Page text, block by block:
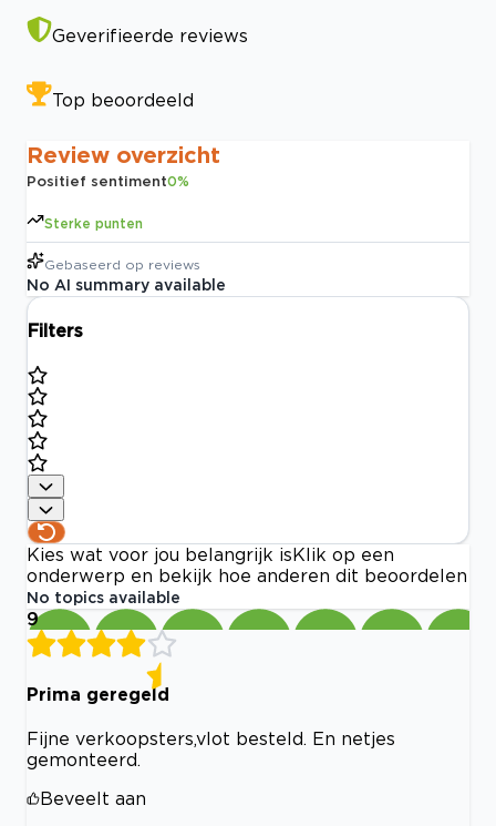
Geverifieerde reviews
Top beoordeeld
Review overzicht
Positief sentiment0%
Sterke punten
Gebaseerd op reviews
No AI summary available
Filters
Kies wat voor jou belangrijk is Klik op een
onderwerp en bekijk hoe anderen dit beoordelen
No topics available
9
Prima geregeld
Fijne verkoopsters,vlot besteld. En netjes
gemonteerd.
Beveelt aan